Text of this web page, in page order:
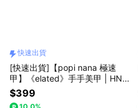
快速出貨
[快速出貨]【popi nana 極速
甲】《elated》手手美甲 | HN-2
15 (盒裝 / 每款24片)
$399